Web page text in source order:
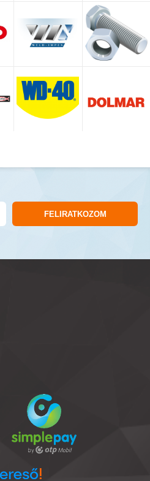
FELIRATKOZOM